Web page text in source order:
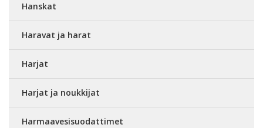
Hanskat
Haravat ja harat
Harjat
Harjat ja noukkijat
Harmaavesisuodattimet